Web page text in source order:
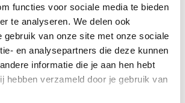
functies voor sociale media te bieden
te analyseren. We delen ook
gebruik van onze site met onze sociale
en analysepartners die deze kunnen
informatie die je aan hen hebt
hebben verzameld door je gebruik van